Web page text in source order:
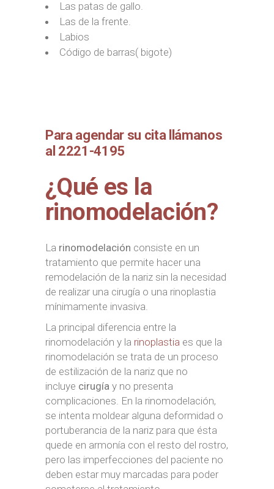
Las patas de gallo.
Las de la frente.
Labios
Código de barras( bigote)
Para agendar su cita llámanos
al 2221-4195
¿Qué es la
rinomodelación?
La rinomodelación consiste en un
tratamiento que permite hacer una
remodelación de la nariz sin la necesidad
de realizar una cirugía o una rinoplastia
mínimamente invasiva.
La principal diferencia entre la
rinomodelación y la rinoplastia es que la
rinomodelación se trata de un proceso
de estilización de la nariz que no
incluye cirugía y no presenta
complicaciones. En la rinomodelación,
se intenta moldear alguna deformidad o
portuberancia de la nariz para que ésta
quede en armonía con el resto del rostro,
pero las imperfecciones del paciente no
deben estar muy marcadas para poder